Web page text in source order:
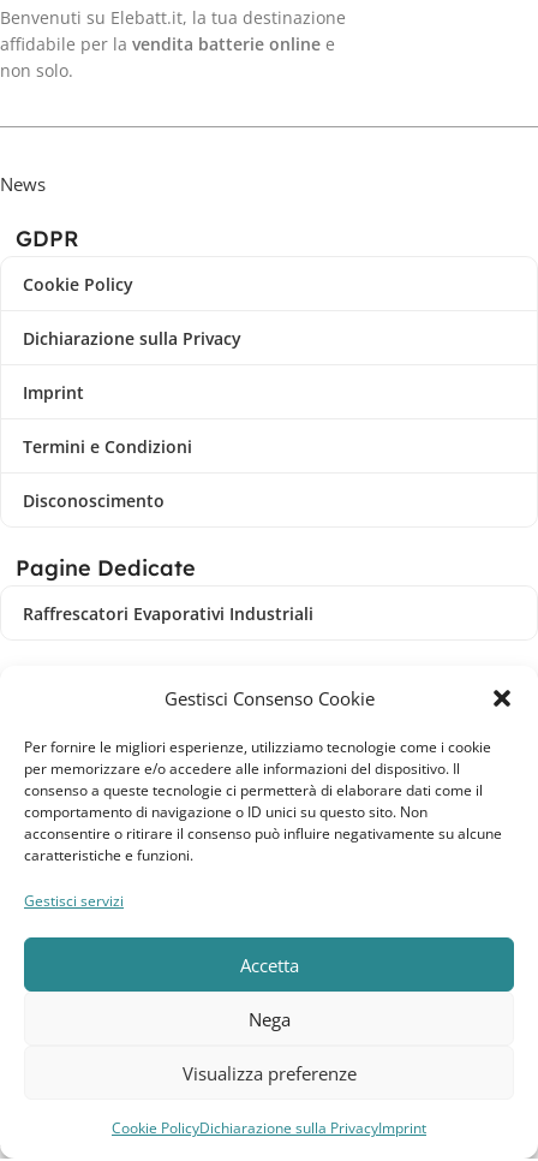
Gestisci Consenso Cookie
Per fornire le migliori esperienze, utilizziamo tecnologie come i cookie
per memorizzare e/o accedere alle informazioni del dispositivo. Il
consenso a queste tecnologie ci permetterà di elaborare dati come il
comportamento di navigazione o ID unici su questo sito. Non
acconsentire o ritirare il consenso può influire negativamente su alcune
caratteristiche e funzioni.
Gestisci servizi
Accetta
Nega
Visualizza preferenze
Cookie PolicyDichiarazione sulla PrivacyImprint
Benvenuti su Elebatt.it, la tua destinazione
affidabile per la vendita batterie online e
non solo.
News
GDPR
Cookie Policy
Dichiarazione sulla Privacy
Imprint
Termini e Condizioni
Disconoscimento
Pagine Dedicate
Raffrescatori Evaporativi Industriali
Ordini
Download
Metodi di pagamento
Dettagli account
Elebatt.it © 2023Realizzato daKingart.it
Lista dei desideri
CarrelloMenu